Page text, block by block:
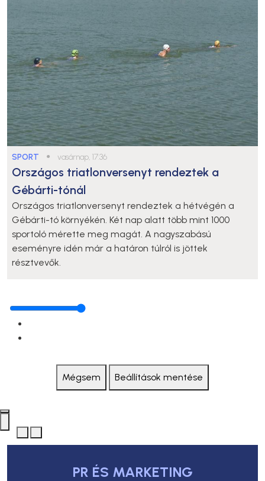
SPORT ● vasárnap, 17:36
Országos triatlonversenyt rendeztek a
Gébárti-tónál
Országos triatlonversenyt rendeztek a hétvégén a
Gébárti-tó környékén. Két nap alatt több mint 1000
sportoló mérette meg magát. A nagyszabású
eseményre idén már a határon túlról is jöttek
résztvevők.
Mégsem Beállítások mentése
PR ÉS MARKETING